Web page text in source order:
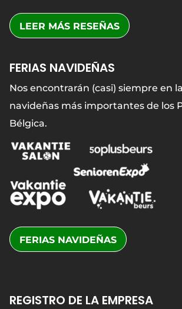
LEER MÁS RESEÑAS
FERIAS NAVIDEÑAS
Nos encontrarán (casi) siempre en
navideñas más importantes de los
Bélgica.
FERIAS NAVIDEÑAS
REGISTRO DE LA EMPRESA